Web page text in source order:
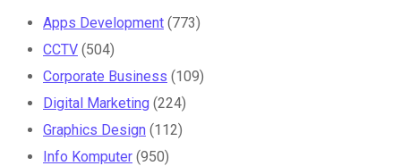
Apps Development (773)
CCTV (504)
Corporate Business (109)
Digital Marketing (224)
Graphics Design (112)
Info Komputer (950)